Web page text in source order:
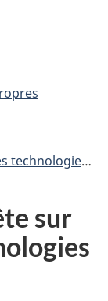
propres
sur